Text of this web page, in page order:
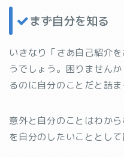
まず自分を知る
いきなり「さあ自己紹介
うでしょう。困りません
るのに自分のことだと詰ま
意外と自分のことはわか
を自分のしたいこととして